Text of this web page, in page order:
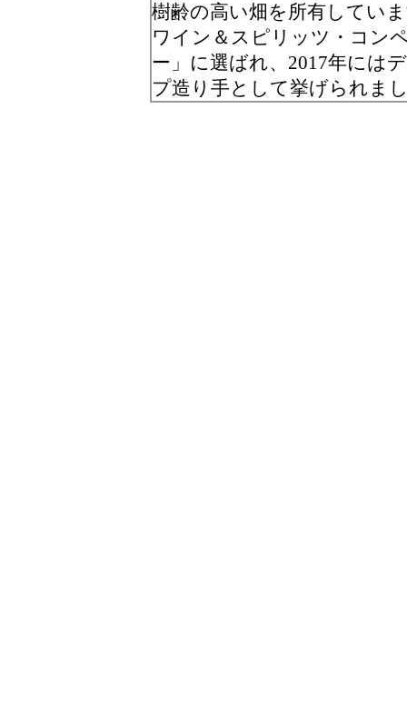
樹齢の高い畑を所有してい
ワイン＆スピリッツ・コン
ー」に選ばれ、2017年には
プ造り手として挙げられま